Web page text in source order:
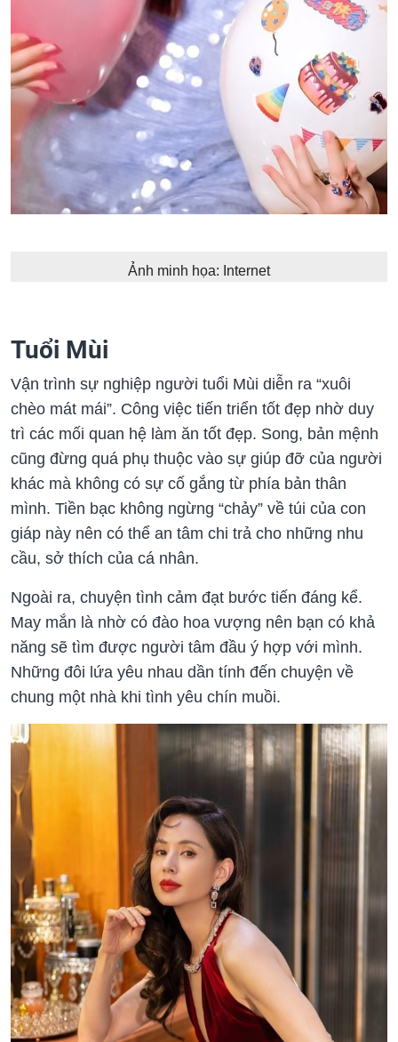
Ảnh minh họa: Internet
Tuổi Mùi
Vận trình sự nghiệp người tuổi Mùi diễn ra “xuôi
chèo mát mái”. Công việc tiến triển tốt đẹp nhờ duy
trì các mối quan hệ làm ăn tốt đẹp. Song, bản mệnh
cũng đừng quá phụ thuộc vào sự giúp đỡ của người
khác mà không có sự cố gắng từ phía bản thân
mình. Tiền bạc không ngừng “chảy” về túi của con
giáp này nên có thể an tâm chi trả cho những nhu
cầu, sở thích của cá nhân.
Ngoài ra, chuyện tình cảm đạt bước tiến đáng kể.
May mắn là nhờ có đào hoa vượng nên bạn có khả
năng sẽ tìm được người tâm đầu ý hợp với mình.
Những đôi lứa yêu nhau dần tính đến chuyện về
chung một nhà khi tình yêu chín muồi.